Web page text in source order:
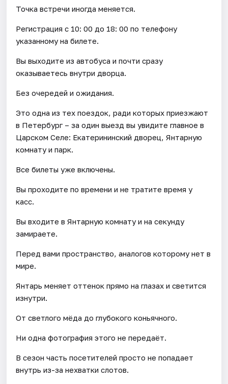
Точка встречи иногда меняется.
Регистрация с 10: 00 до 18: 00 по телефону
указанному на билете.
Вы выходите из автобуса и почти сразу
оказываетесь внутри дворца.
Без очередей и ожидания.
Это одна из тех поездок, ради которых приезжают
в Петербург – за один выезд вы увидите главное в
Царском Селе: Екатерининский дворец, Янтарную
комнату и парк.
Все билеты уже включены.
Вы проходите по времени и не тратите время у
касс.
Вы входите в Янтарную комнату и на секунду
замираете.
Перед вами пространство, аналогов которому нет в
мире.
Янтарь меняет оттенок прямо на глазах и светится
изнутри.
От светлого мёда до глубокого коньячного.
Ни одна фотография этого не передаёт.
В сезон часть посетителей просто не попадает
внутрь из-за нехватки слотов.